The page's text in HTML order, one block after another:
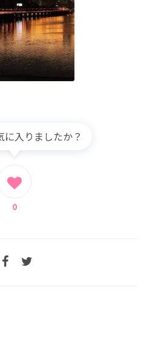
に入りましたか？
0